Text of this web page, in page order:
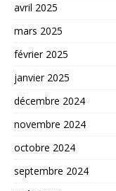
avril 2025
mars 2025
février 2025
janvier 2025
décembre 2024
novembre 2024
octobre 2024
septembre 2024